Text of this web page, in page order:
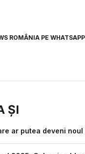
ROMÂNIA PE
ȘI
ar putea deveni